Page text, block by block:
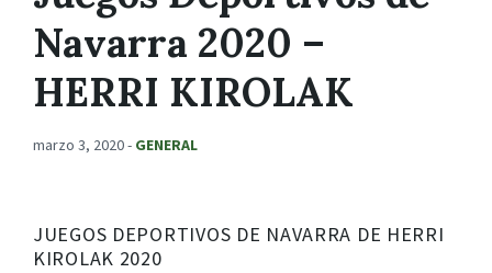
Navarra 2020 –
HERRI KIROLAK
marzo 3, 2020- GENERAL
JUEGOS DEPORTIVOS DE NAVARRA DE HERRI
KIROLAK 2020